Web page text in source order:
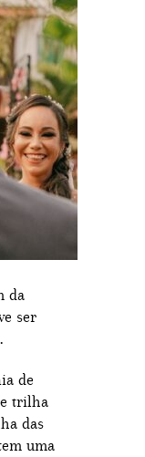
da
ser
de
trilha
das
uma